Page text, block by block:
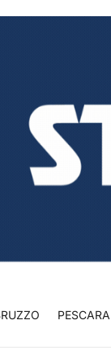
PESCARA